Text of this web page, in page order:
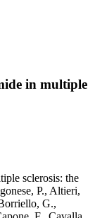
in multiple
sclerosis: the
P., Altieri,
G.,